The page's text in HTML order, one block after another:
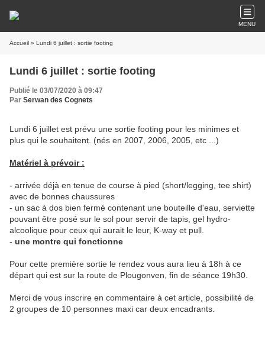
MENU
Accueil » Lundi 6 juillet : sortie footing
Lundi 6 juillet : sortie footing
Publié le 03/07/2020 à 09:47
Par Serwan des Cognets
Lundi 6 juillet est prévu une sortie footing pour les minimes et
plus qui le souhaitent. (nés en 2007, 2006, 2005, etc ...)
Matériel à prévoir :
- arrivée déjà en tenue de course à pied (short/legging, tee shirt)
avec de bonnes chaussures
- un sac à dos bien fermé contenant une bouteille d'eau, serviette
pouvant être posé sur le sol pour servir de tapis, gel hydro-
alcoolique pour ceux qui aurait le leur, K-way et pull.
- une montre qui fonctionne
Pour cette première sortie le rendez vous aura lieu à 18h à ce
départ qui est sur la route de Plougonven, fin de séance 19h30.
Merci de vous inscrire en commentaire à cet article, possibilité de
2 groupes de 10 personnes maxi car deux encadrants.